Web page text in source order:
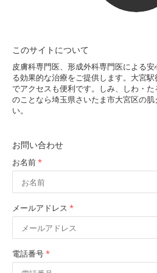
このサイトについて
皮膚科専門医、形成外科専門医による
る効果的な治療をご提供します。大宮
でアクセスも便利です。しみ、しわ・
のことなら埼玉県さいたま市大宮区の
い。
お問い合わせ
お名前*
メールアドレス *
電話番号*